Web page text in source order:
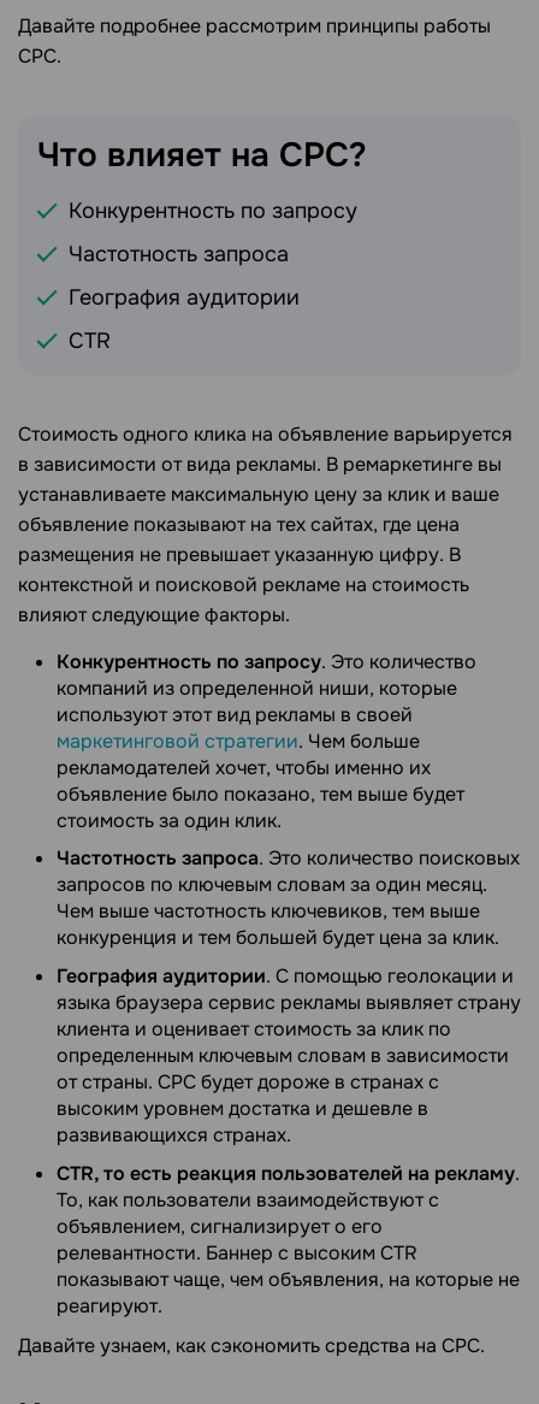
Давайте подробнее рассмотрим принципы работы
CPC.
Что влияет на CPC?
Конкурентность по запросу
Частотность запроса
География аудитории
CTR
Стоимость одного клика на объявление варьируется
в зависимости от вида рекламы. В ремаркетинге вы
устанавливаете максимальную цену за клик и ваше
объявление показывают на тех сайтах, где цена
размещения не превышает указанную цифру. В
контекстной и поисковой рекламе на стоимость
влияют следующие факторы.
Конкурентность по запросу. Это количество
компаний из определенной ниши, которые
используют этот вид рекламы в своей
маркетинговой стратегии. Чем больше
рекламодателей хочет, чтобы именно их
объявление было показано, тем выше будет
стоимость за один клик.
Частотность запроса. Это количество поисковых
запросов по ключевым словам за один месяц.
Чем выше частотность ключевиков, тем выше
конкуренция и тем большей будет цена за клик.
География аудитории. С помощью геолокации и
языка браузера сервис рекламы выявляет страну
клиента и оценивает стоимость за клик по
определенным ключевым словам в зависимости
от страны. CPC будет дороже в странах с
высоким уровнем достатка и дешевле в
развивающихся странах.
CTR, то есть реакция пользователей на рекламу.
То, как пользователи взаимодействуют с
объявлением, сигнализирует о его
релевантности. Баннер с высоким CTR
показывают чаще, чем объявления, на которые не
реагируют.
Давайте узнаем, как сэкономить средства на CPC.